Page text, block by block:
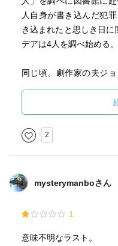
人自身が書き込んだ犯
き込まれたと思しき日
デアは4人を調べ始める。
同じ頃、劇作家の夫ジ
ク）が裁判にかけられ
たが、メイドのアヴェ
妻の不仲などを証言し
だ。そして死んだジョ
な生い立ちのエリザベ
実、あるいは夫が連続
るが…。
2
mysterymanboさん
1
意味不明なラスト。